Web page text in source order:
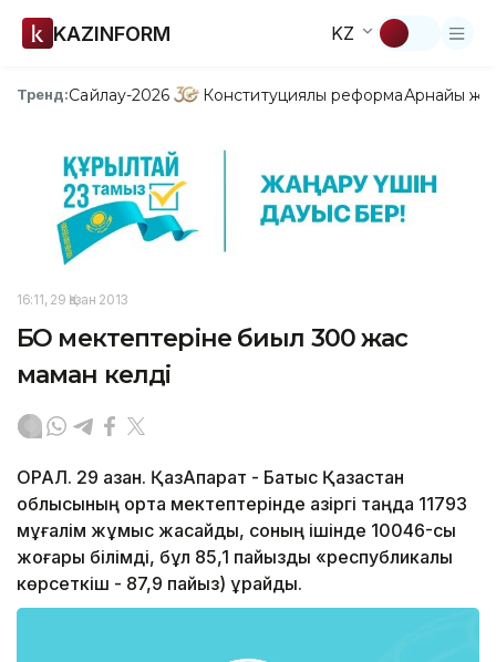
KAZINFORM KZ
Тренд:Сайлау-2026 Конституциялық реформаАрнайы
16:11, 29 Қазан 2013
БҚО мектептеріне биыл 300 жас
маман келді
ОРАЛ. 29 қазан. ҚазАқпарат - Батыс Қазақстан
облысының орта мектептерінде қазіргі таңда 11793
мұғалім жұмыс жасайды, соның ішінде 10046-сы
жоғары білімді, бұл 85,1 пайызды «республикалық
көрсеткіш - 87,9 пайыз) құрайды.